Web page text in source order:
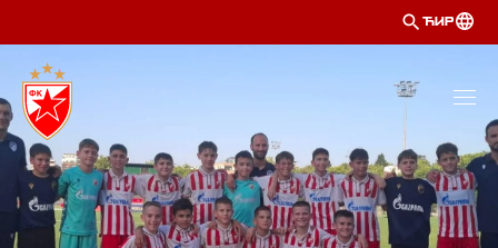
ЋИР